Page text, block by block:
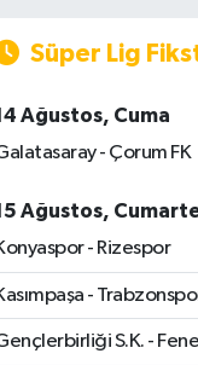
Süper Lig
Ağustos, Cuma
- Çorum FK
Ağustos,
- Rizespor
-
S.K. -